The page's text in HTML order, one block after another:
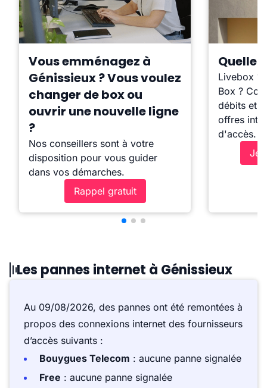
Vous emménagez à
Génissieux ? Vous voulez
changer de box ou
ouvrir une nouvelle ligne
?
Nos conseillers sont à votre
disposition pour vous guider
dans vos démarches.
Rappel gratuit
Quelle
Livebox ?
Box ?
débits et
offres
d'accès.
Je
Les pannes internet à Génissieux
Au 09/08/2026, des pannes ont été remontées à
propos des connexions internet des fournisseurs
d’accès suivants :
Bouygues Telecom : aucune panne signalée
Free : aucune panne signalée